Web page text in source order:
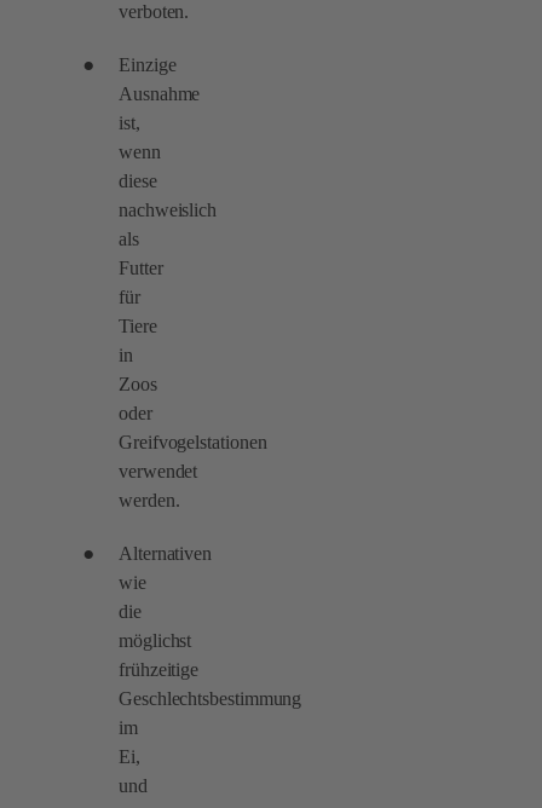
verboten.
Einzige
Ausnahme
ist,
wenn
diese
nachweislich
als
Futter
für
Tiere
in
Zoos
oder
Greifvogelstationen
verwendet
werden.
Alternativen
wie
die
möglichst
frühzeitige
Geschlechtsbestimmung
im
Ei,
und